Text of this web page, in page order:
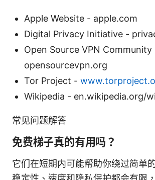
Apple Website - apple.com
Digital Privacy Initiative -
Open Source VPN Community
opensourcevpn.org
Tor Project -
Wikipedia - en.wikipedia.org/
常见问题解答
免费梯子真的有用吗？
它们在短期内可能帮助你绕过简单